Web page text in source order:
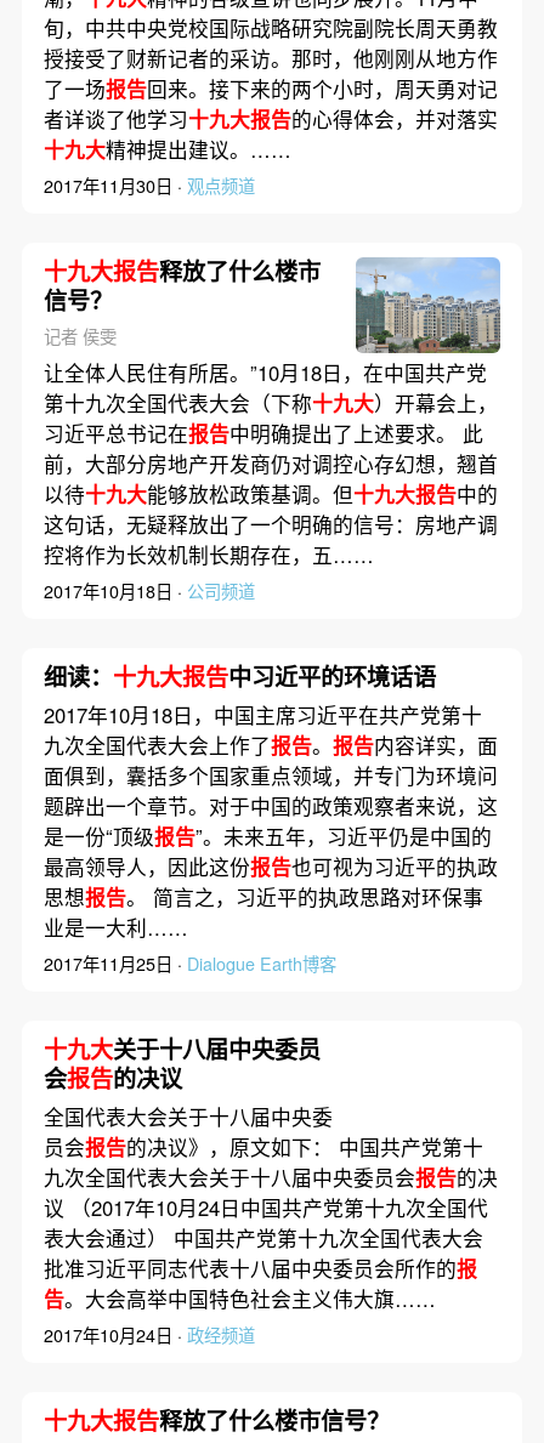
旬，中共中央党校国际战略研究院副院长周天勇教
授接受了财新记者的采访。那时，他刚刚从地方作
了一场报告回来。接下来的两个小时，周天勇对记
者详谈了他学习十九大报告的心得体会，并对落实
十九大精神提出建议。……
2017年11月30日 · 观点频道
十九大报告释放了什么楼市
信号？
记者 侯雯
让全体人民住有所居。”10月18日，在中国共产党
第十九次全国代表大会（下称十九大）开幕会上，
习近平总书记在报告中明确提出了上述要求。 此
前，大部分房地产开发商仍对调控心存幻想，翘首
以待十九大能够放松政策基调。但十九大报告中的
这句话，无疑释放出了一个明确的信号：房地产调
控将作为长效机制长期存在，五……
2017年10月18日 · 公司频道
细读： 十九大报告中习近平的环境话语
2017年10月18日，中国主席习近平在共产党第十
九次全国代表大会上作了报告。 报告内容详实，面
面俱到，囊括多个国家重点领域，并专门为环境问
题辟出一个章节。对于中国的政策观察者来说，这
是一份“顶级报告”。未来五年，习近平仍是中国的
最高领导人，因此这份报告也可视为习近平的执政
思想报告。 简言之，习近平的执政思路对环保事
业是一大利……
2017年11月25日 · Dialogue Earth博客
十九大关于十八届中央委员
会报告的决议
全国代表大会关于十八届中央委
员会报告的决议》，原文如下： 中国共产党第十
九次全国代表大会关于十八届中央委员会报告的决
议 （2017年10月24日中国共产党第十九次全国代
表大会通过） 中国共产党第十九次全国代表大会
批准习近平同志代表十八届中央委员会所作的报
告。大会高举中国特色社会主义伟大旗……
2017年10月24日 · 政经频道
十九大报告释放了什么楼市信号？